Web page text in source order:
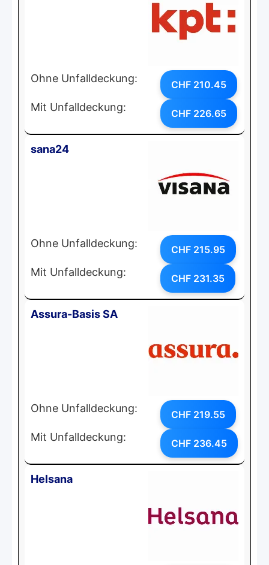
Ohne Unfalldeckung: CHF 210.45
Mit Unfalldeckung: CHF 226.65
sana24
Ohne Unfalldeckung: CHF 215.95
Mit Unfalldeckung: CHF 231.35
Assura-Basis SA
Ohne Unfalldeckung: CHF 219.55
Mit Unfalldeckung: CHF 236.45
Helsana